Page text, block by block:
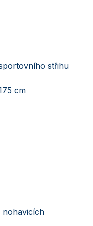
střihu
cm
nohavicích